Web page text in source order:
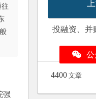
强
投融资、并
公
4400 文章